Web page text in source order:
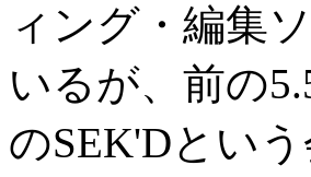
ィング・編集
いるが、前の
のSEK'Dとい